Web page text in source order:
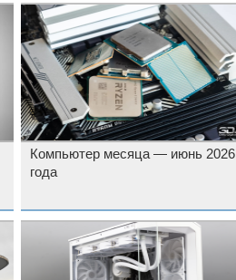
Компьютер месяца — июнь 2026
года